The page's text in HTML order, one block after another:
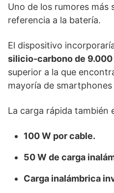
Uno de los rumores más
referencia a la batería.
El dispositivo
silicio-carbono de 9.000
superior a la que
mayoría de smartphones
La carga rápida también
100 W por cable.
50 W de carga
Carga inalámbrica